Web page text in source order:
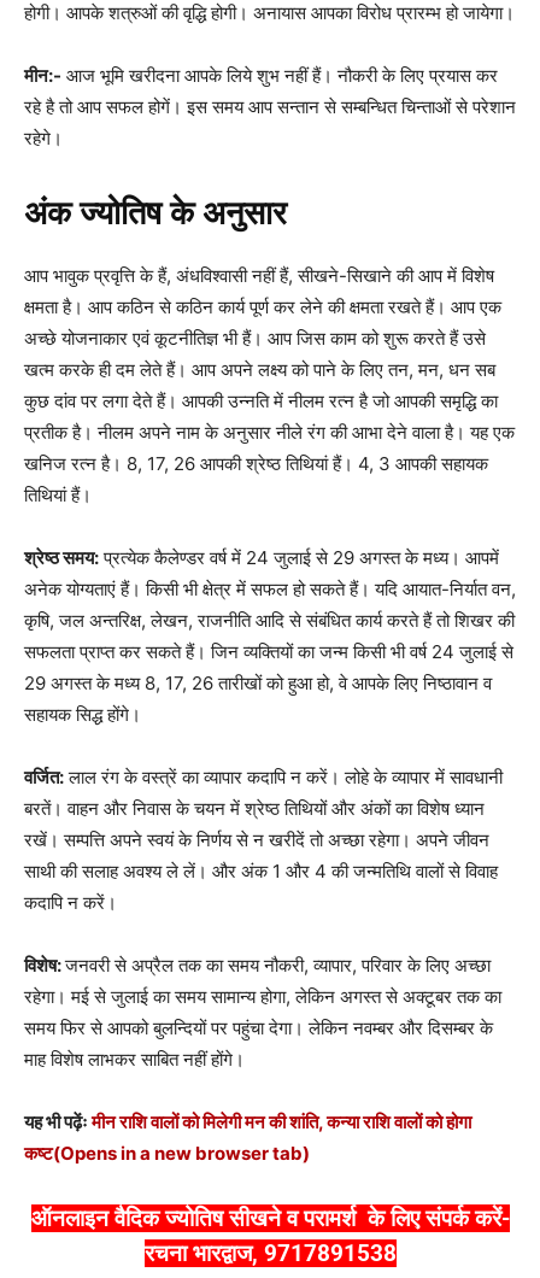
होगी। आपके शत्रुओं की वृद्धि होगी। अनायास आपका विरोध प्रारम्भ हो जायेगा।
मीन:- आज भूमि खरीदना आपके लिये शुभ नहीं हैं। नौकरी के लिए प्रयास कर
रहे है तो आप सफल होगें। इस समय आप सन्तान से सम्बन्धित चिन्ताओं से परेशान
रहेगे।
अंक ज्योतिष के अनुसार
आप भावुक प्रवृत्ति के हैं, अंधविश्वासी नहीं हैं, सीखने-सिखाने की आप में विशेष
क्षमता है। आप कठिन से कठिन कार्य पूर्ण कर लेने की क्षमता रखते हैं। आप एक
अच्छे योजनाकार एवं कूटनीतिज्ञ भी हैं। आप जिस काम को शुरू करते हैं उसे
खत्म करके ही दम लेते हैं। आप अपने लक्ष्य को पाने के लिए तन, मन, धन सब
कुछ दांव पर लगा देते हैं। आपकी उन्नति में नीलम रत्न है जो आपकी समृद्धि का
प्रतीक है। नीलम अपने नाम के अनुसार नीले रंग की आभा देने वाला है। यह एक
खनिज रत्न है। 8, 17, 26 आपकी श्रेष्ठ तिथियां हैं। 4, 3 आपकी सहायक
तिथियां हैं।
श्रेष्ठ समय:प्रत्येक कैलेण्डर वर्ष में 24 जुलाई से 29 अगस्त के मध्य। आपमें
अनेक योग्यताएं हैं। किसी भी क्षेत्र में सफल हो सकते हैं। यदि आयात-निर्यात वन,
कृषि, जल अन्तरिक्ष, लेखन, राजनीति आदि से संबंधित कार्य करते हैं तो शिखर की
सफलता प्राप्त कर सकते हैं। जिन व्यक्तियों का जन्म किसी भी वर्ष 24 जुलाई से
29 अगस्त के मध्य 8, 17, 26 तारीखों को हुआ हो, वे आपके लिए निष्ठावान व
सहायक सिद्ध होंगे।
वर्जित:लाल रंग के वस्त्रें का व्यापार कदापि न करें। लोहे के व्यापार में सावधानी
बरतें। वाहन और निवास के चयन में श्रेष्ठ तिथियों और अंकों का विशेष ध्यान
रखें। सम्पत्ति अपने स्वयं के निर्णय से न खरीदें तो अच्छा रहेगा। अपने जीवन
साथी की सलाह अवश्य ले लें। और अंक 1 और 4 की जन्मतिथि वालों से विवाह
कदापि न करें।
विशेष:जनवरी से अप्रैल तक का समय नौकरी, व्यापार, परिवार के लिए अच्छा
रहेगा। मई से जुलाई का समय सामान्य होगा, लेकिन अगस्त से अक्टूबर तक का
समय फिर से आपको बुलन्दियों पर पहुंचा देगा। लेकिन नवम्बर और दिसम्बर के
माह विशेष लाभकर साबित नहीं होंगे।
यह भी पढ़ेंःमीन राशि वालों को मिलेगी मन की शांति, कन्या राशि वालों को होगा
कष्ट(Opens in a new browser tab)
ऑनलाइन वैदिक ज्योतिष सीखने व परामर्श के लिए संपर्क करें-
रचना भारद्वाज, 9717891538